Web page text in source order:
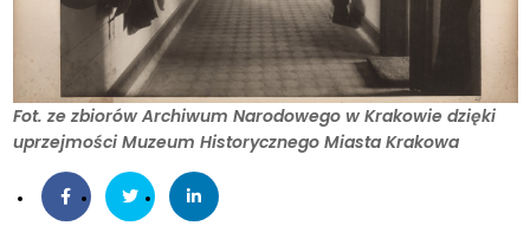
Fot. ze zbiorów Archiwum Narodowego w Krakowie dzięki
uprzejmości Muzeum Historycznego Miasta Krakowa